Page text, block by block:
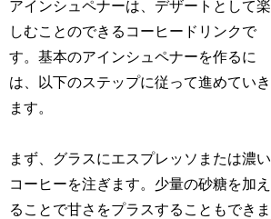
アインシュペナーは、デザートとして楽
しむことのできるコーヒードリンクで
す。基本のアインシュペナーを作るに
は、以下のステップに従って進めていき
ます。
まず、グラスにエスプレッソまたは濃い
コーヒーを注ぎます。少量の砂糖を加え
ることで甘さをプラスすることもできま